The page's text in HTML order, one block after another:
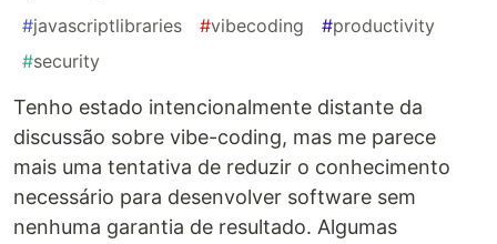
#javascriptlibraries #vibecoding #productivity
#security
Tenho estado intencionalmente distante da
discussão sobre vibe-coding, mas me parece
mais uma tentativa de reduzir o conhecimento
necessário para desenvolver software sem
nenhuma garantia de resultado. Algumas